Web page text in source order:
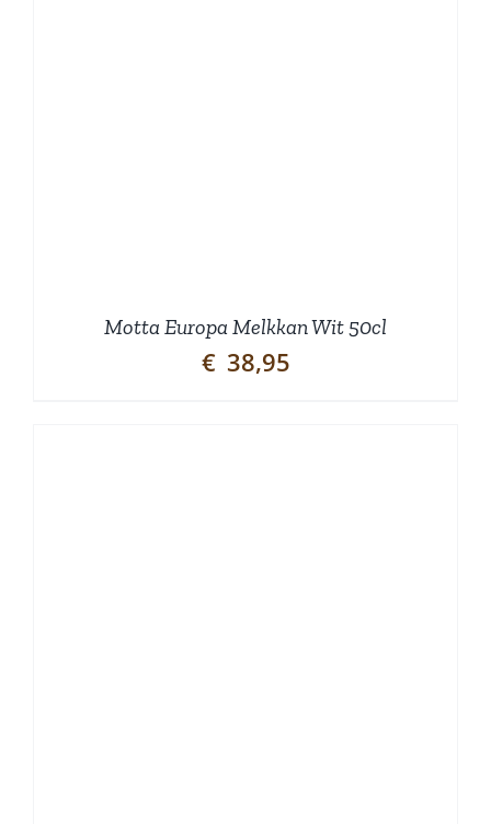
Motta Europa Melkkan Wit 50cl
€ 38,95